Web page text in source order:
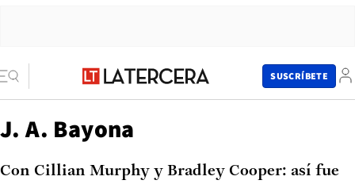
SUSCRÍBETE
J. A. Bayona
Con Cillian Murphy y Bradley Cooper: así fue